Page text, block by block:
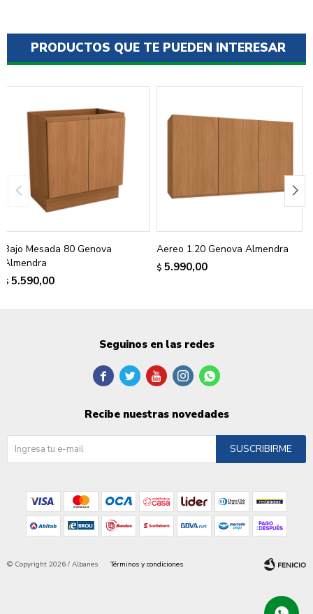
PRODUCTOS QUE TE PUEDEN INTERESAR
Bajo Mesada 80 Genova
Almendra
$ 5.590,00
Aereo 1.20 Genova Almendra
$ 5.990,00
Seguinos en las redes
    
Recibe nuestras novedades
SUSCRIBIRME
© Copyright 2026 / Albanes Términos y condiciones